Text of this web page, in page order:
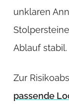
unklaren
Ablauf stabil.
Zur
passende